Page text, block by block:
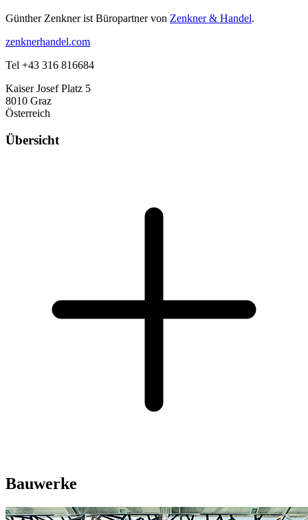
Günther Zenkner ist Büropartner von Zenkner & Handel.
zenknerhandel.com
Tel +43 316 816684
Kaiser Josef Platz 5
8010 Graz
Österreich
Übersicht
Bauwerke